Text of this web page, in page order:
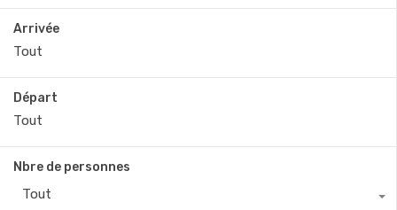
Arrivée
Départ
Nbre de personnes
Tout